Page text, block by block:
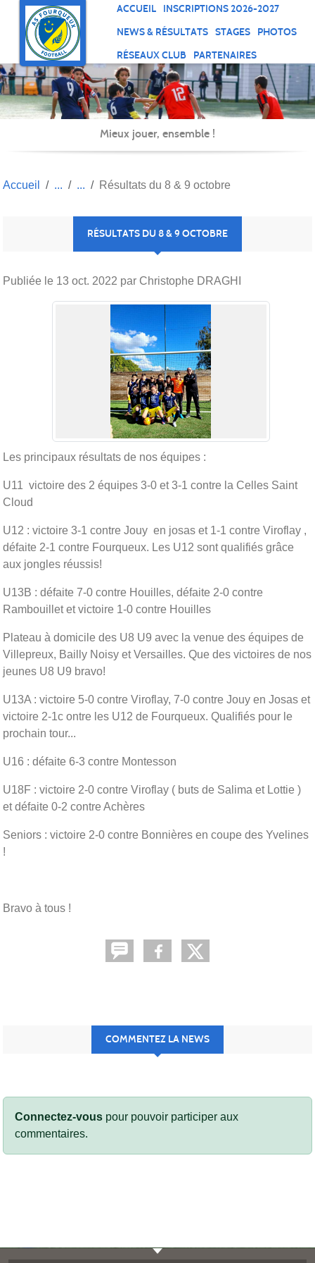
ACCUEIL
INSCRIPTIONS 2026-2027
NEWS & RÉSULTATS
STAGES
PHOTOS
RÉSEAUX CLUB
PARTENAIRES
Mieux jouer, ensemble !
Accueil Résultats du 8 & 9 octobre
RÉSULTATS DU 8 & 9 OCTOBRE
Publiée le 13 oct. 2022 par Christophe DRAGHI
Les principaux résultats de nos équipes :
U11 victoire des 2 équipes 3-0 et 3-1 contre la Celles Saint
Cloud
U12 : victoire 3-1 contre Jouy en josas et 1-1 contre Viroflay ,
défaite 2-1 contre Fourqueux. Les U12 sont qualifiés grâce
aux jongles réussis!
U13B : défaite 7-0 contre Houilles, défaite 2-0 contre
Rambouillet et victoire 1-0 contre Houilles
Plateau à domicile des U8 U9 avec la venue des équipes de
Villepreux, Bailly Noisy et Versailles. Que des victoires de nos
jeunes U8 U9 bravo!
U13A : victoire 5-0 contre Viroflay, 7-0 contre Jouy en Josas et
victoire 2-1c ontre les U12 de Fourqueux. Qualifiés pour le
prochain tour...
U16 : défaite 6-3 contre Montesson
U18F : victoire 2-0 contre Viroflay ( buts de Salima et Lottie )
et défaite 0-2 contre Achères
Seniors : victoire 2-0 contre Bonnières en coupe des Yvelines
!
Bravo à tous !
COMMENTEZ LA NEWS
Connectez-vous pour pouvoir participer aux
commentaires.
Panneau de gestion des cookies